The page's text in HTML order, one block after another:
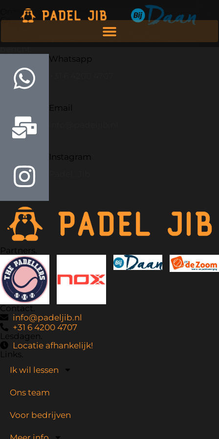
Onze bereikbaarheid
Contact
Mocht je vragen hebben over een van de
bovenstaande lesvormen stuur ons gerust een
Whatsapp
Email
Instagram
Partners.
Contact.
info@padeljib.nl
+31 6 4200 4707
Lesdagen.
Locatie afhankelijk!
Links.
Ik wil lessen
Ons team
Voor bedrijven